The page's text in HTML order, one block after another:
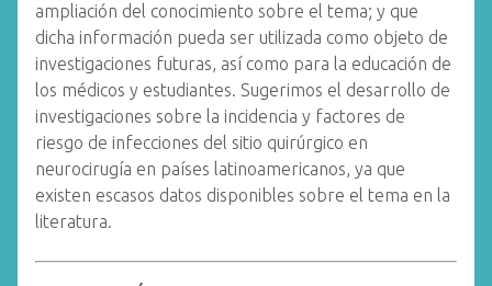
ampliación del conocimiento sobre el tema; y que
dicha información pueda ser utilizada como objeto de
investigaciones futuras, así como para la educación de
los médicos y estudiantes. Sugerimos el desarrollo de
investigaciones sobre la incidencia y factores de
riesgo de infecciones del sitio quirúrgico en
neurocirugía en países latinoamericanos, ya que
existen escasos datos disponibles sobre el tema en la
literatura.